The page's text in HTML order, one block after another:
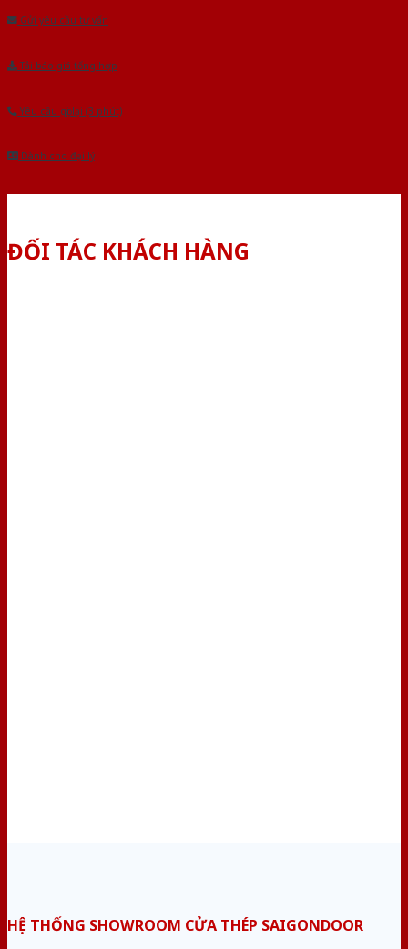
Gửi yêu cầu tư vấn
Tải báo giá tổng hợp
Yêu cầu gọi lại (3 phút)
Dành cho đại lý
ĐỐI TÁC KHÁCH HÀNG
HỆ THỐNG SHOWROOM CỬA THÉP SAIGONDOOR